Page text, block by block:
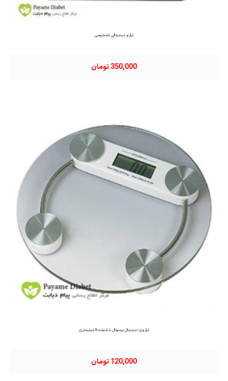
ترازو دیجیتالی تشخیصی
350,000 تومان
ترازوی دیجیتال پرسونال با شیشه 8 میلیمتری
120,000 تومان